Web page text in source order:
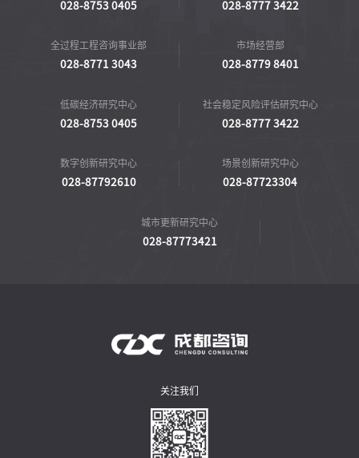
028-8753 0405 028-8777 3422
全过程工程咨询事业部
028-8771 3043
市场经营部
028-8779 8401
低碳经济研究中心
028-8753 0405
社会稳定风险评估研究中心
028-8777 3422
数字创新研究中心
028-87792610
场景创新研究中心
028-87723304
城市更新研究中心
028-87773421
关注我们